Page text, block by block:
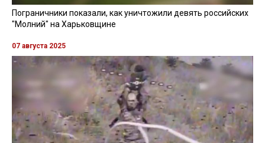
Пограничники показали, как уничтожили девять российских
"Молний" на Харьковщине
07 августа 2025